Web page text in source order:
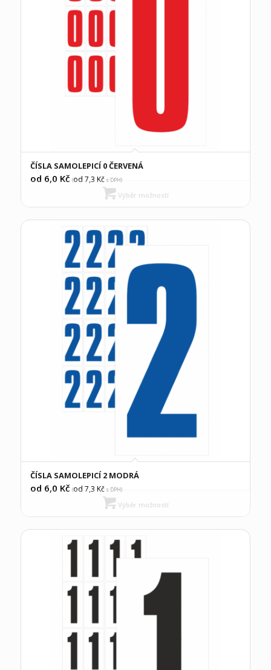
ČÍSLA SAMOLEPICÍ 0 ČERVENÁ
od 6,0 Kč (od 7,3 Kčs DPH)
Výběr možností
ČÍSLA SAMOLEPICÍ 2 MODRÁ
od 6,0 Kč (od 7,3 Kčs DPH)
Výběr možností